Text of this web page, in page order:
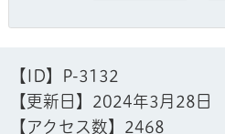
【ID】
P-3132
【更新日】 2024年3月28日
【アクセス数】 2468